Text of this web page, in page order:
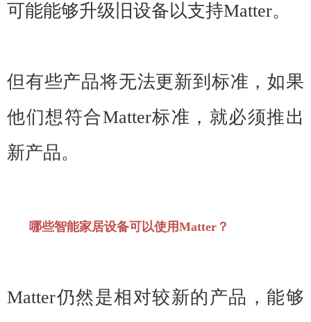
可能能够升级旧设备以支持Matter。
但有些产品将无法更新到标准，如果
他们想符合Matter标准，就必须推出
新产品。
哪些智能家居设备可以使用Matter？
Matter仍然是相对较新的产品，能够